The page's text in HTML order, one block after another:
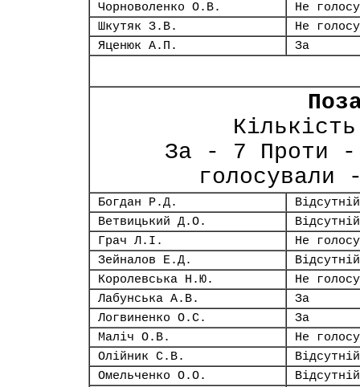
Чорноволенко О.В.
Не
Шкутяк З.В.
Не
Яценюк А.П.
За
За - 7 Проти -
Богдан Р.Д.
Відсутній
Ветвицький Д.О.
Відсутній
Грач Л.І.
Не
Зейналов Е.Д.
Відсутній
Королевська Н.Ю.
Не
Лабунська А.В.
За
Логвиненко О.С.
За
Маліч О.В.
Не
Олійник С.В.
Відсутній
Омельченко О.О.
Відсутній